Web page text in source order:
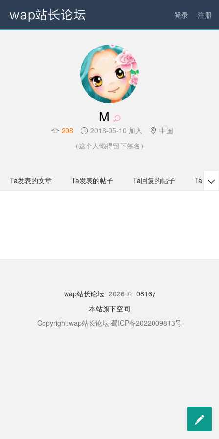
登录 注册
M
208 2018-05-10 加入
中国
（这个人懒得留下签名）
Ta发表的文章 Ta发表的帖子 Ta回复的帖子 Ta点赞

wap站长论坛 2026 © 0816y
本站旗下空间
Copyright:wap站长论坛 蜀ICP备2022009813号
